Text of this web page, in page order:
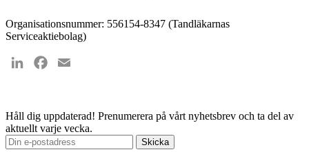
Organisationsnummer: 556154-8347 (Tandläkarnas
Serviceaktiebolag)
LinkedInFacebook
Håll dig uppdaterad! Prenumerera på vårt nyhetsbrev och ta del av
aktuellt varje vecka.